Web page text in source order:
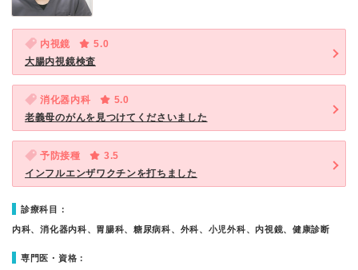
内視鏡
5.0
大腸内視鏡検査
消化器内科
5.0
老義母のがんを見つけてくださいました
予防接種
3.5
インフルエンザワクチンを打ちました
診療科目：
内科、消化器内科、胃腸科、糖尿病科、外科、小児外科、内視鏡、健康診断
専門医・資格：